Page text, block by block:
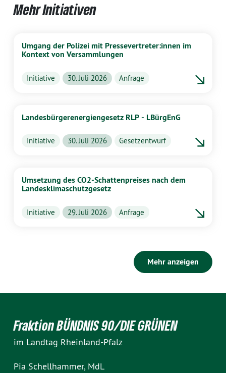
Mehr Initiativen
Umgang der Polizei mit Pressevertreter:innen im
Kontext von Versammlungen
Initiative 30. Juli 2026 Anfrage
Landesbürgerenergiengesetz RLP - LBürgEnG
Initiative 30. Juli 2026 Gesetzentwurf
Umsetzung des CO2-Schattenpreises nach dem
Landesklimaschutzgesetz
Initiative 29. Juli 2026 Anfrage
Mehr anzeigen
Fraktion BÜNDNIS 90/DIE GRÜNEN
im Landtag Rheinland-Pfalz
Pia Schellhammer, MdL